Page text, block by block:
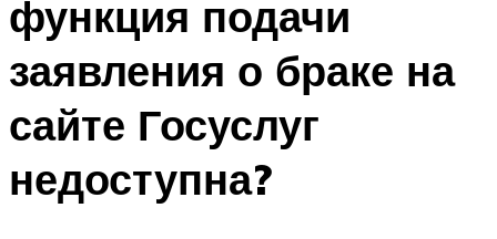
функция подачи
заявления о браке на
сайте Госуслуг
недоступна?